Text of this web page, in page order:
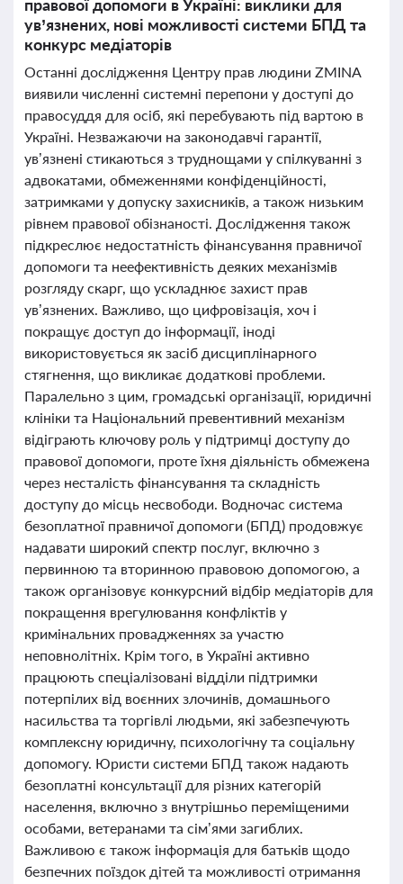
правової допомоги в Україні: виклики для
ув’язнених, нові можливості системи БПД та
конкурс медіаторів
Останні дослідження Центру прав людини ZMINA
виявили численні системні перепони у доступі до
правосуддя для осіб, які перебувають під вартою в
Україні. Незважаючи на законодавчі гарантії,
ув’язнені стикаються з труднощами у спілкуванні з
адвокатами, обмеженнями конфіденційності,
затримками у допуску захисників, а також низьким
рівнем правової обізнаності. Дослідження також
підкреслює недостатність фінансування правничої
допомоги та неефективність деяких механізмів
розгляду скарг, що ускладнює захист прав
ув’язнених. Важливо, що цифровізація, хоч і
покращує доступ до інформації, іноді
використовується як засіб дисциплінарного
стягнення, що викликає додаткові проблеми.
Паралельно з цим, громадські організації, юридичні
клініки та Національний превентивний механізм
відіграють ключову роль у підтримці доступу до
правової допомоги, проте їхня діяльність обмежена
через несталість фінансування та складність
доступу до місць несвободи. Водночас система
безоплатної правничої допомоги (БПД) продовжує
надавати широкий спектр послуг, включно з
первинною та вторинною правовою допомогою, а
також організовує конкурсний відбір медіаторів для
покращення врегулювання конфліктів у
кримінальних провадженнях за участю
неповнолітніх. Крім того, в Україні активно
працюють спеціалізовані відділи підтримки
потерпілих від воєнних злочинів, домашнього
насильства та торгівлі людьми, які забезпечують
комплексну юридичну, психологічну та соціальну
допомогу. Юристи системи БПД також надають
безоплатні консультації для різних категорій
населення, включно з внутрішньо переміщеними
особами, ветеранами та сім’ями загиблих.
Важливою є також інформація для батьків щодо
безпечних поїздок дітей та можливості отримання